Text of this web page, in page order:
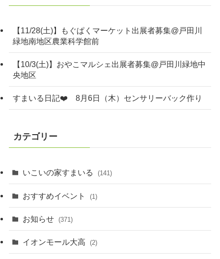
【11/28(土)】もぐぱくマーケット出展者募集@戸田川
緑地南地区農業科学館前
【10/3(土)】おやこマルシェ出展者募集@戸田川緑地中
央地区
すまいる日記❤️ 8月6日（木）センサリーバック作り
カテゴリー
いこいの家すまいる (141)
おすすめイベント (1)
お知らせ (371)
イオンモール大高 (2)